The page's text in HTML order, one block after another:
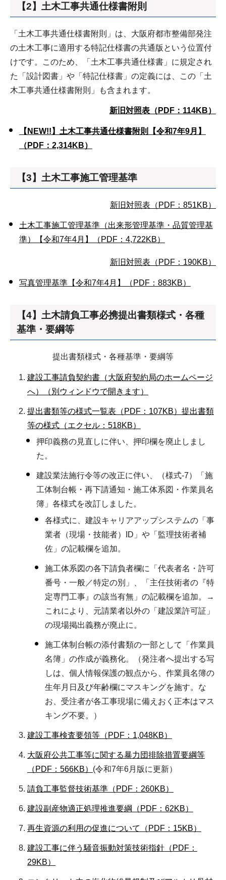
【2】土木工事共通仕様書附則
「土木工事共通仕様書附則」は、大阪府都市整備部発注
の土木工事に適用する特記仕様書の共通版という位置付
けです。このため、「土木工事共通仕様書」に規定され
た「設計図書」や「特記仕様書」の定義には、この「土
木工事共通仕様書附則」も含まれます。
新旧対照表（PDF：114KB）
【NEW!!】土木工事共通仕様書附則【令和7年9月】
（PDF：2,314KB）
【3】土木工事施工管理基準
新旧対照表（PDF：851KB）
土木工事施工管理基準（出来形管理基準・品質管理基
準）【令和7年4月】（PDF：4,722KB）
新旧対照表（PDF：190KB）
写真管理基準【令和7年4月】（PDF：883KB）
【4】土木請負工事必携提出書類様式・各種
基準・要綱等
提出書類様式・各種基準・要綱等
建設工事請負契約書（大阪府契約局のホームページ
へ）（別ウィンドウで開きます）
提出書類等の様式一覧表（PDF：107KB） 提出書類
等の様式（エクセル：518KB）
押印義務の見直しに伴い、押印欄を廃止しまし
た。
建設業法施行令等の改正に伴い、（様式-7）「施
工体制台帳・再下請通知・施工体系図・作業員名
簿」各様式を改訂しました。
各様式に、建設キャリアアップシステムの「事
業者（現場・技能者）ID」や「監理技術者補
佐」の記載欄を追加。
施工体系図の各下請負者欄に「代表者名・許可
番号・一般／特定の別」、「主任技術者の『特
定専門工事』の該当有無」の記載欄を追加。→
これにより、元請業者以外の「建設業許可証」
の現場掲出義務が廃止に。
施工体制台帳の添付書類の一部として「作業員
名簿」の作成が義務化。（発注者へ提出する写
しは、個人情報保護の観点から、作業員名簿の
生年月日及び年齢欄にマスキングを施す。な
お、受注者が各工事現場に備えおく正本はマス
キング不要。）
建設工事検査要領等（PDF：1,048KB）
大阪府公共工事等に関する暴力団排除措置要綱等
（PDF：566KB） (令和7年6月版に更新）
請負工事監督技術基準（PDF：260KB）
建設副産物適正処理推進要綱（PDF：62KB）
再生資源の利用の促進について（PDF：15KB）
建設工事に伴う騒音振動対策技術指針（PDF：
29KB）